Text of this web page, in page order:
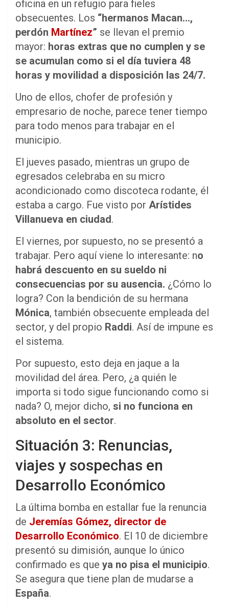
oficina en un refugio para fieles
obsecuentes. Los “hermanos Macan…,
perdón Martínez” se llevan el premio
mayor: horas extras que no cumplen y se
se acumulan como si el día tuviera 48
horas y movilidad a disposición las 24/7.
Uno de ellos, chofer de profesión y
empresario de noche, parece tener tiempo
para todo menos para trabajar en el
municipio.
El jueves pasado, mientras un grupo de
egresados celebraba en su micro
acondicionado como discoteca rodante, él
estaba a cargo. Fue visto por Arístides
Villanueva en ciudad.
El viernes, por supuesto, no se presentó a
trabajar. Pero aquí viene lo interesante: no
habrá descuento en su sueldo ni
consecuencias por su ausencia. ¿Cómo lo
logra? Con la bendición de su hermana
Mónica, también obsecuente empleada del
sector, y del propio Raddi. Así de impune es
el sistema.
Por supuesto, esto deja en jaque a la
movilidad del área. Pero, ¿a quién le
importa si todo sigue funcionando como si
nada? O, mejor dicho, si no funciona en
absoluto en el sector.
Situación 3: Renuncias,
viajes y sospechas en
Desarrollo Económico
La última bomba en estallar fue la renuncia
de Jeremías Gómez, director de
Desarrollo Económico. El 10 de diciembre
presentó su dimisión, aunque lo único
confirmado es que ya no pisa el municipio.
Se asegura que tiene plan de mudarse a
España.